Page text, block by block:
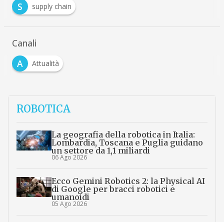
S
supply chain
Canali
A
Attualità
ROBOTICA
La geografia della robotica in Italia:
Lombardia, Toscana e Puglia guidano
un settore da 1,1 miliardi
06 Ago 2026
Ecco Gemini Robotics 2: la Physical AI
di Google per bracci robotici e
umanoidi
05 Ago 2026